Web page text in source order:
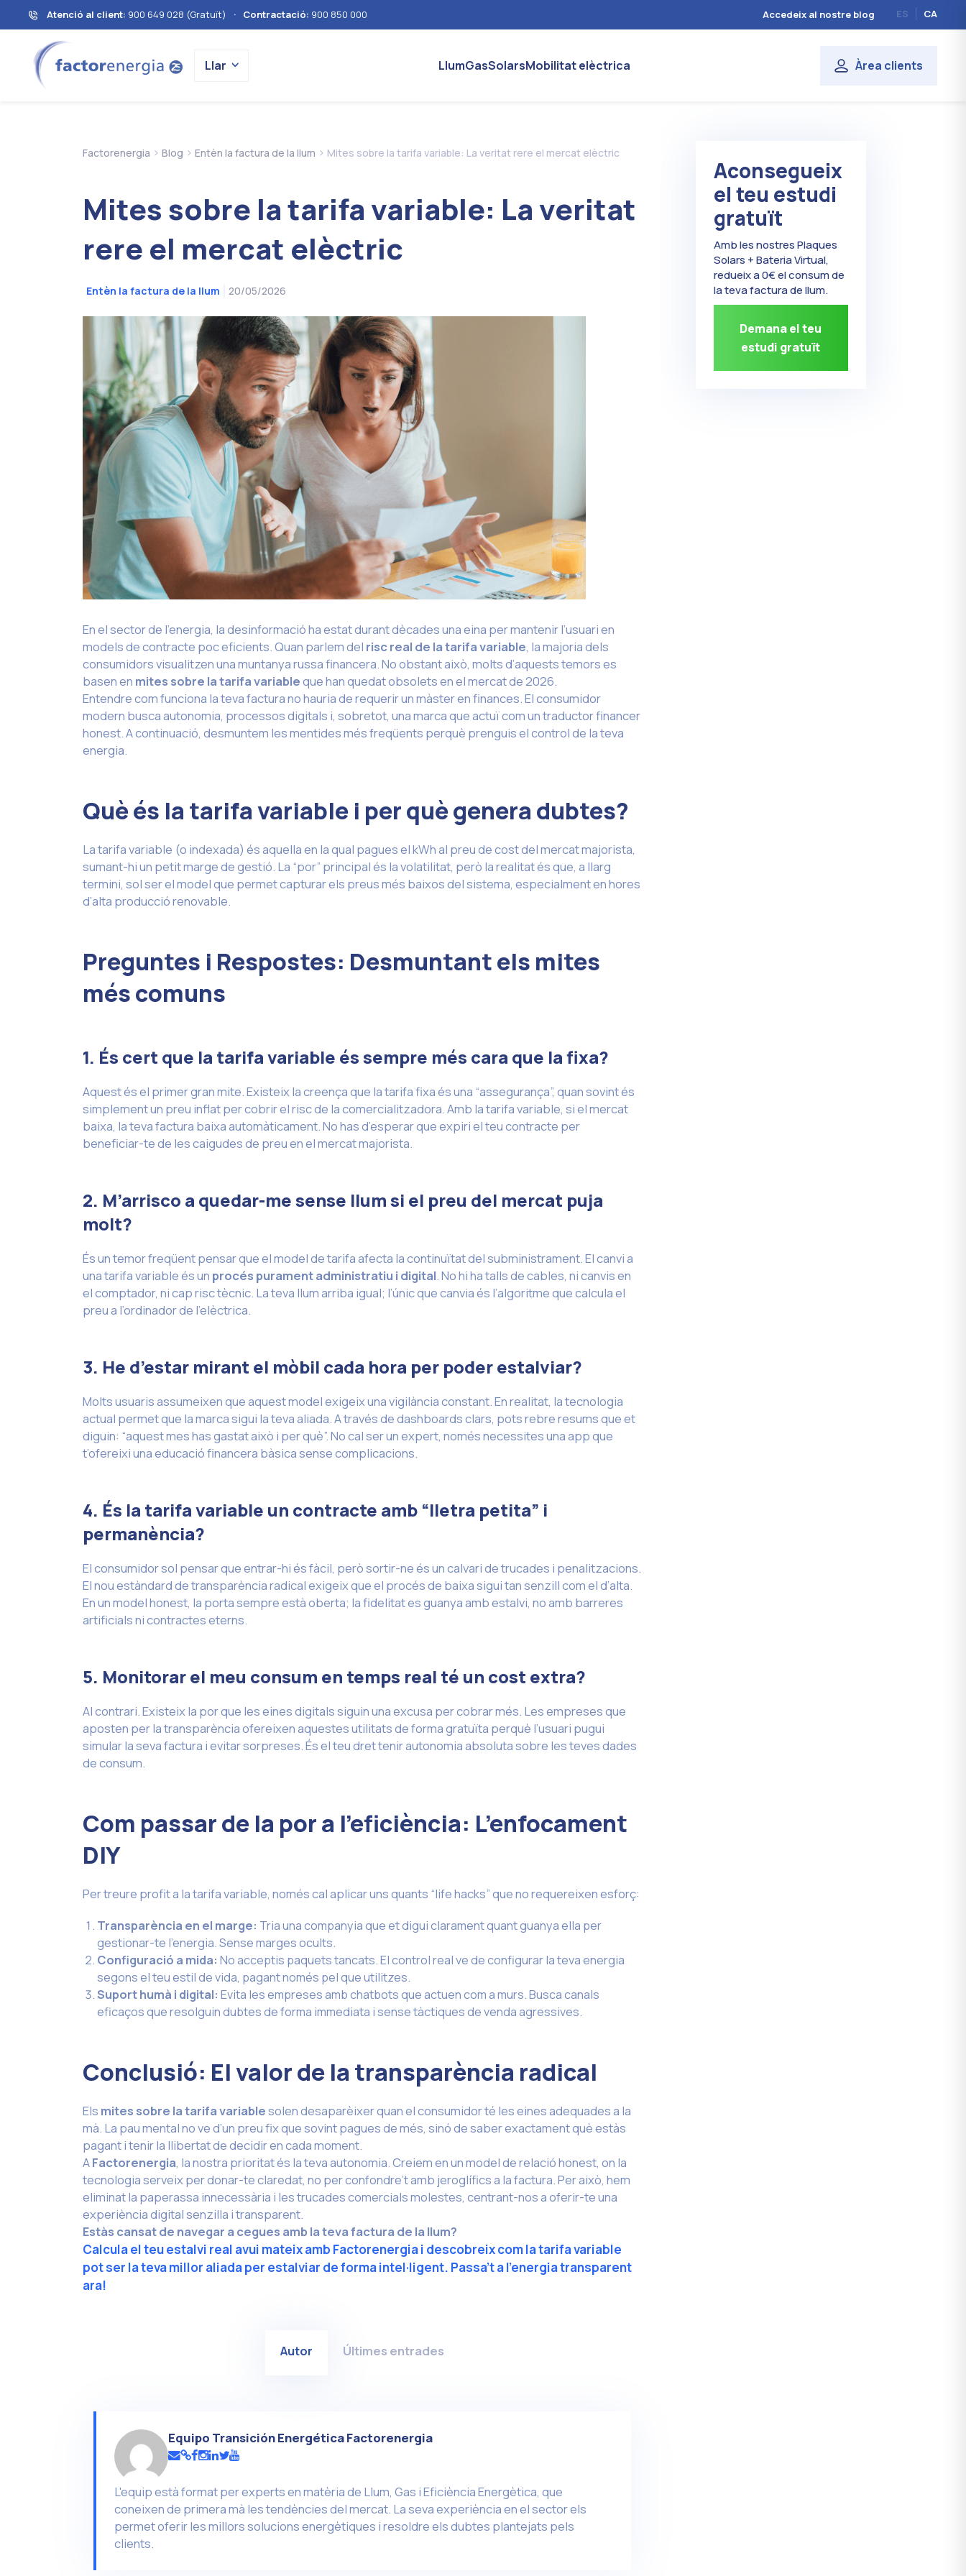
Atenció al client: 900 649 028 (Gratuït) · Contractació: 900 850 000 Accedeix al nostre blog ES CA
Llar LlumGasSolarsMobilitat elèctrica Àrea clients
Aconsegueix
el teu estudi
gratuït
Amb les nostres Plaques
Solars + Bateria Virtual,
redueix a 0€ el consum de
la teva factura de llum.
Demana el teu
estudi gratuït
Factorenergia > Blog > Entèn la factura de la llum > Mites sobre la tarifa variable: La veritat rere el mercat elèctric
Mites sobre la tarifa variable: La veritat
rere el mercat elèctric
Entèn la factura de la llum 20/05/2026
En el sector de l’energia, la desinformació ha estat durant dècades una eina per mantenir l’usuari en
models de contracte poc eficients. Quan parlem del risc real de la tarifa variable, la majoria dels
consumidors visualitzen una muntanya russa financera. No obstant això, molts d’aquests temors es
basen en mites sobre la tarifa variableque han quedat obsolets en el mercat de 2026.
Entendre com funciona la teva factura no hauria de requerir un màster en finances. El consumidor
modern busca autonomia, processos digitals i, sobretot, una marca que actuï com un traductor financer
honest. A continuació, desmuntem les mentides més freqüents perquè prenguis el control de la teva
energia.
Què és la tarifa variable i per què genera dubtes?
La tarifa variable (o indexada) és aquella en la qual pagues el kWh al preu de cost del mercat majorista,
sumant-hi un petit marge de gestió. La “por” principal és la volatilitat, però la realitat és que, a llarg
termini, sol ser el model que permet capturar els preus més baixos del sistema, especialment en hores
d’alta producció renovable.
Preguntes i Respostes: Desmuntant els mites
més comuns
1. És cert que la tarifa variable és sempre més cara que la fixa?
Aquest és el primer gran mite. Existeix la creença que la tarifa fixa és una “assegurança”, quan sovint és
simplement un preu inflat per cobrir el risc de la comercialitzadora. Amb la tarifa variable, si el mercat
baixa, la teva factura baixa automàticament. No has d’esperar que expiri el teu contracte per
beneficiar-te de les caigudes de preu en el mercat majorista.
2. M’arrisco a quedar-me sense llum si el preu del mercat puja
molt?
És un temor freqüent pensar que el model de tarifa afecta la continuïtat del subministrament. El canvi a
una tarifa variable és un procés purament administratiu i digital. No hi ha talls de cables, ni canvis en
el comptador, ni cap risc tècnic. La teva llum arriba igual; l’únic que canvia és l’algoritme que calcula el
preu a l’ordinador de l’elèctrica.
3. He d’estar mirant el mòbil cada hora per poder estalviar?
Molts usuaris assumeixen que aquest model exigeix una vigilància constant. En realitat, la tecnologia
actual permet que la marca sigui la teva aliada. A través de dashboards clars, pots rebre resums que et
diguin: “aquest mes has gastat això i per què”. No cal ser un expert, només necessites una app que
t’ofereixi una educació financera bàsica sense complicacions.
4. És la tarifa variable un contracte amb “lletra petita” i
permanència?
El consumidor sol pensar que entrar-hi és fàcil, però sortir-ne és un calvari de trucades i penalitzacions.
El nou estàndard de transparència radical exigeix que el procés de baixa sigui tan senzill com el d’alta.
En un model honest, la porta sempre està oberta; la fidelitat es guanya amb estalvi, no amb barreres
artificials ni contractes eterns.
5. Monitorar el meu consum en temps real té un cost extra?
Al contrari. Existeix la por que les eines digitals siguin una excusa per cobrar més. Les empreses que
aposten per la transparència ofereixen aquestes utilitats de forma gratuïta perquè l’usuari pugui
simular la seva factura i evitar sorpreses. És el teu dret tenir autonomia absoluta sobre les teves dades
de consum.
Com passar de la por a l’eficiència: L’enfocament
DIY
Per treure profit a la tarifa variable, només cal aplicar uns quants “life hacks” que no requereixen esforç:
Transparència en el marge: Tria una companyia que et digui clarament quant guanya ella per
gestionar-te l’energia. Sense marges ocults.
Configuració a mida: No acceptis paquets tancats. El control real ve de configurar la teva energia
segons el teu estil de vida, pagant només pel que utilitzes.
Suport humà i digital: Evita les empreses amb chatbots que actuen com a murs. Busca canals
eficaços que resolguin dubtes de forma immediata i sense tàctiques de venda agressives.
Conclusió: El valor de la transparència radical
Els mites sobre la tarifa variablesolen desaparèixer quan el consumidor té les eines adequades a la
mà. La pau mental no ve d’un preu fix que sovint pagues de més, sinó de saber exactament què estàs
pagant i tenir la llibertat de decidir en cada moment.
AFactorenergia, la nostra prioritat és la teva autonomia. Creiem en un model de relació honest, on la
tecnologia serveix per donar-te claredat, no per confondre’t amb jeroglífics a la factura. Per això, hem
eliminat la paperassa innecessària i les trucades comercials molestes, centrant-nos a oferir-te una
experiència digital senzilla i transparent.
Estàs cansat de navegar a cegues amb la teva factura de la llum?
Calcula el teu estalvi real avui mateix amb Factorenergia i descobreix com la tarifa variable
pot ser la teva millor aliada per estalviar de forma intel·ligent. Passa’t a l’energia transparent
ara!
Autor Últimes entrades
Equipo Transición Energética Factorenergia
L'equip està format per experts en matèria de Llum, Gas i Eficiència Energètica, que
coneixen de primera mà les tendències del mercat. La seva experiència en el sector els
permet oferir les millors solucions energètiques i resoldre els dubtes plantejats pels
clients.